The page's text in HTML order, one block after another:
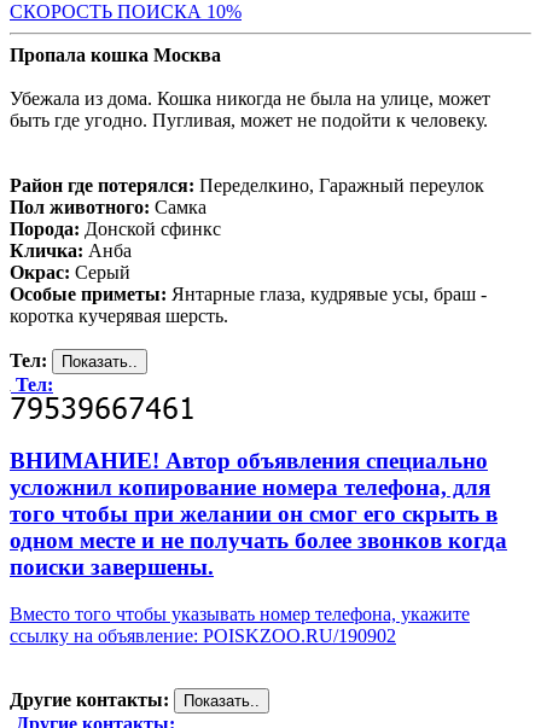
СКОРОСТЬ ПОИСКА 10%
Пропала кошка Москва
Убежала из дома. Кошка никогда не была на улице, может
быть где угодно. Пугливая, может не подойти к человеку.
Район где потерялся: Переделкино, Гаражный переулок
Пол животного: Самка
Порода: Донской сфинкс
Кличка: Анба
Окрас: Серый
Особые приметы: Янтарные глаза, кудрявые усы, браш -
коротка кучерявая шерсть.
Тел:
Тел:
ВНИМАНИЕ! Автор объявления специально
усложнил копирование номера телефона, для
того чтобы при желании он смог его скрыть в
одном месте и не получать более звонков когда
поиски завершены.
Вместо того чтобы указывать номер телефона, укажите
ссылку на объявление: POISKZOO.RU/190902
Другие контакты:
Другие контакты: